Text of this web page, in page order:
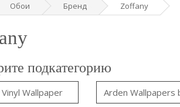
Обои Бренд Zoffany
подкатегорию
Wallpaper Arden Wallpapers